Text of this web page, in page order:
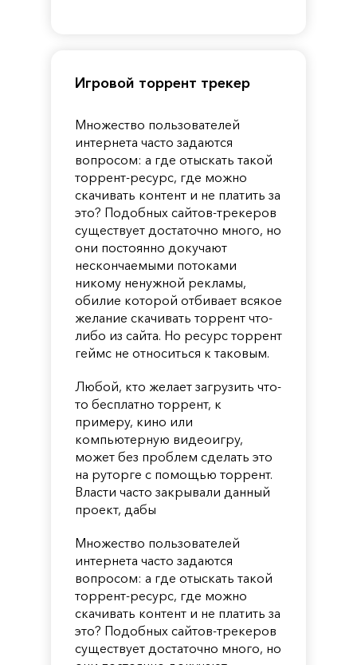
Игровой торрент трекер
Множество пользователей
интернета часто задаются
вопросом: а где отыскать такой
торрент-ресурс, где можно
скачивать контент и не платить за
это? Подобных сайтов-трекеров
существует достаточно много, но
они постоянно докучают
нескончаемыми потоками
никому ненужной рекламы,
обилие которой отбивает всякое
желание скачивать торрент что-
либо из сайта. Но ресурс торрент
геймс не относиться к таковым.
Любой, кто желает загрузить что-
то бесплатно торрент, к
примеру, кино или
компьютерную видеоигру,
может без проблем сделать это
на руторге с помощью торрент.
Власти часто закрывали данный
проект, дабы
Множество пользователей
интернета часто задаются
вопросом: а где отыскать такой
торрент-ресурс, где можно
скачивать контент и не платить за
это? Подобных сайтов-трекеров
существует достаточно много, но